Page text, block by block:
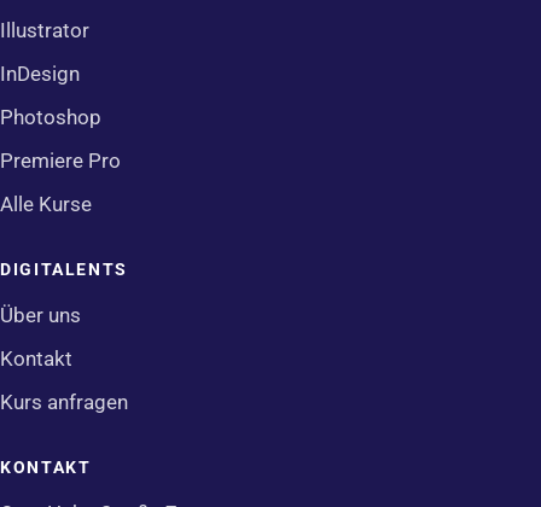
Illustrator
InDesign
Photoshop
Premiere Pro
Alle Kurse
DIGITALENTS
Über uns
Kontakt
Kurs anfragen
KONTAKT